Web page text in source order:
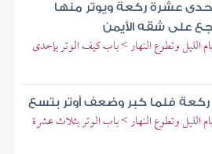
عشرة ركعة ويوتر منها
على شقه الأيمن
الليل وتطوع النهار > باب كيف الوتر بإحدى
ركعة فلما كبر وضعف أوتر بتسع
الليل وتطوع النهار > باب الوتر بثلاث عشرة